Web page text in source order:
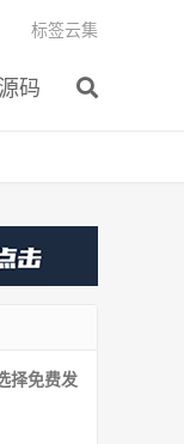
码
标签云集
择免费发